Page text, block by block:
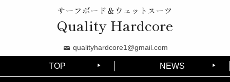
サーフボード＆ウェットスーツ
Quality Hardcore
qualityhardcore1@gmail.com
TOP NEWS